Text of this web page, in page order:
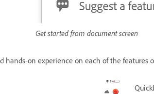
Get started from document screen
on experience on each of the features